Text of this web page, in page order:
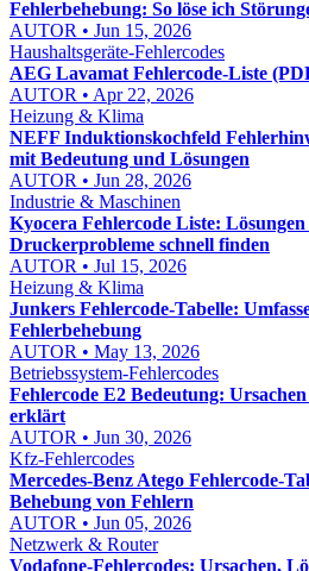
Fehlerbehebung: So löse ich
AUTOR • Jun 15, 2026
Haushaltsgeräte-Fehlercodes
AEG Lavamat Fehlercode-Liste
AUTOR • Apr 22, 2026
Heizung & Klima
NEFF Induktionskochfeld
mit Bedeutung und Lösungen
AUTOR • Jun 28, 2026
Industrie & Maschinen
Kyocera Fehlercode Liste:
Druckerprobleme schnell finden
AUTOR • Jul 15, 2026
Heizung & Klima
Junkers Fehlercode-Tabelle:
Fehlerbehebung
AUTOR • May 13, 2026
Betriebssystem-Fehlercodes
Fehlercode E2 Bedeutung:
erklärt
AUTOR • Jun 30, 2026
Kfz-Fehlercodes
Mercedes-Benz Atego Fehlercode-
Behebung von Fehlern
AUTOR • Jun 05, 2026
Netzwerk & Router
Vodafone-Fehlercodes: Ursachen,